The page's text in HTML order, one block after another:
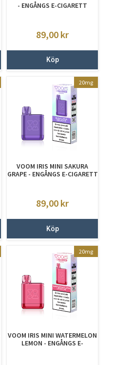
- ENGÅNGS E-CIGARETT
89,00 kr
Köp
20mg
VOOM IRIS MINI SAKURA
GRAPE - ENGÅNGS E-CIGARETT
89,00 kr
Köp
20mg
VOOM IRIS MINI WATERMELON
LEMON - ENGÅNGS E-